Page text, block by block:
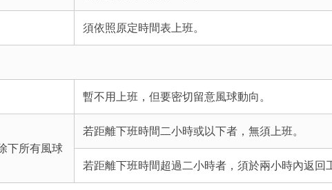
須依照原定時間表上班。
暫不用上班，但要密切留意風球動向。
下所有風球
若距離下班時間二小時或以下者，無須上班。
若距離下班時間超過二小時者，須於兩小時內返回